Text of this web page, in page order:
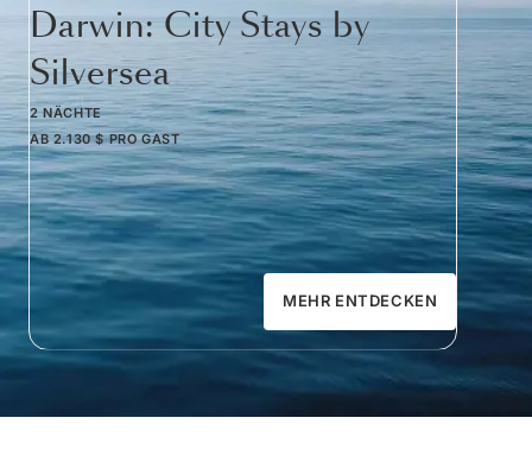
Darwin: City Stays by
Silversea
2 NÄCHTE
AB 2.130 $ PRO GAST
MEHR ENTDECKEN